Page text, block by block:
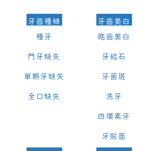
牙齒種植
種牙
門牙缺失
單顆牙缺失
全口缺失
牙齒美白
皓齒美白
牙結石
牙菌斑
洗牙
四環素牙
牙貼面